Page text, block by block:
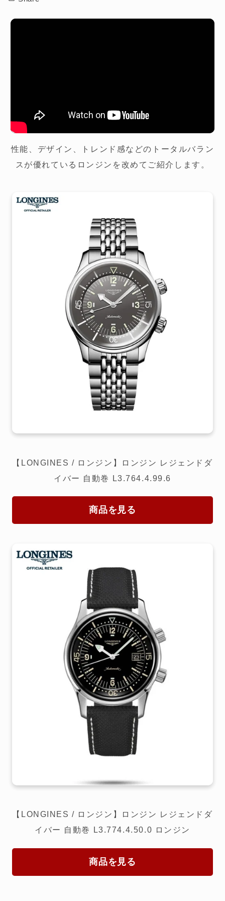
性能、デザイン、トレンド感などのトータルバラン
スが優れているロンジンを改めてご紹介します。
【LONGINES / ロンジン】ロンジン レジェンドダ
イバー 自動巻 L3.764.4.99.6
商品を見る
【LONGINES / ロンジン】ロンジン レジェンドダ
イバー 自動巻 L3.774.4.50.0 ロンジン
商品を見る